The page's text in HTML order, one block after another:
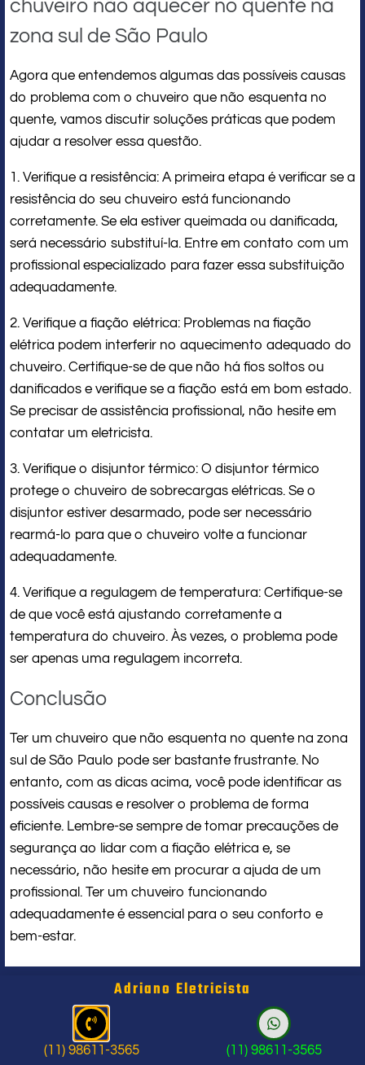
chuveiro não aquecer no quente na
zona sul de São Paulo
Agora que entendemos algumas das possíveis causas
do problema com o chuveiro que não esquenta no
quente, vamos discutir soluções práticas que podem
ajudar a resolver essa questão.
1. Verifique a resistência: A primeira etapa é verificar se a
resistência do seu chuveiro está funcionando
corretamente. Se ela estiver queimada ou danificada,
será necessário substituí-la. Entre em contato com um
profissional especializado para fazer essa substituição
adequadamente.
2. Verifique a fiação elétrica: Problemas na fiação
elétrica podem interferir no aquecimento adequado do
chuveiro. Certifique-se de que não há fios soltos ou
danificados e verifique se a fiação está em bom estado.
Se precisar de assistência profissional, não hesite em
contatar um eletricista.
3. Verifique o disjuntor térmico: O disjuntor térmico
protege o chuveiro de sobrecargas elétricas. Se o
disjuntor estiver desarmado, pode ser necessário
rearmá-lo para que o chuveiro volte a funcionar
adequadamente.
4. Verifique a regulagem de temperatura: Certifique-se
de que você está ajustando corretamente a
temperatura do chuveiro. Às vezes, o problema pode
ser apenas uma regulagem incorreta.
Conclusão
Ter um chuveiro que não esquenta no quente na zona
sul de São Paulo pode ser bastante frustrante. No
entanto, com as dicas acima, você pode identificar as
possíveis causas e resolver o problema de forma
eficiente. Lembre-se sempre de tomar precauções de
segurança ao lidar com a fiação elétrica e, se
necessário, não hesite em procurar a ajuda de um
profissional. Ter um chuveiro funcionando
adequadamente é essencial para o seu conforto e
bem-estar.
Eletricista Perto de Mim
Adriano Eletricista
(11) 98611-3565 (11) 98611-3565